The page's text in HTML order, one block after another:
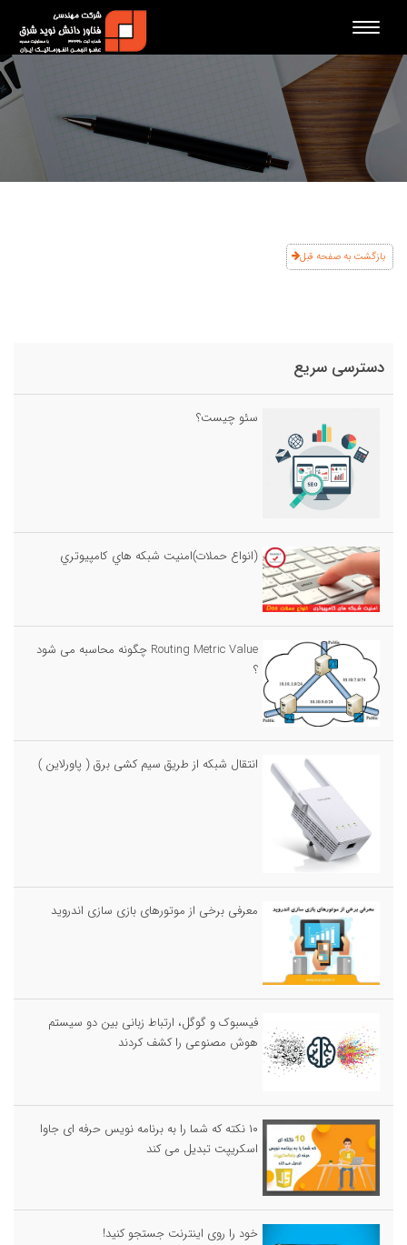
Toggle
navigation
بازگشت به صفحه قبل
دسترسی سریع
سئو چیست؟
(انواع حملات)امنيت شبكه هاي كامپيوتري
Routing Metric Value چگونه محاسبه می شود
؟
انتقال شبکه از طریق سیم کشی برق ( پاورلاین )
معرفی برخی از موتورهای بازی سازی اندروید
فیسبوک و گوگل، ارتباط زبانی بین دو سیستم
هوش مصنوعی را کشف کردند
۱۰ نکته که شما را به برنامه نویس حرفه ای جاوا
اسکریپت تبدیل می کند
خود را روی اینترنت جستجو کنید!